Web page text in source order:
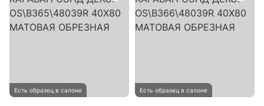
Есть образец в салоне Есть образец в салоне